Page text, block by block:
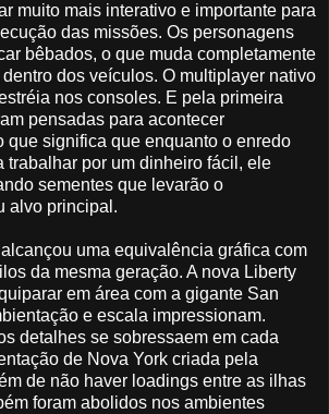
muito mais interativo e importante para
das missões. Os personagens
bêbados, o que muda completamente
dos veículos. O multiplayer nativo
nos consoles. E pela primeira
pensadas para acontecer
que significa que enquanto o enredo
trabalhar por um dinheiro fácil, ele
sementes que levarão o
alvo principal.
uma equivalência gráfica com
da mesma geração. A nova Liberty
em área com a gigante San
e escala impressionam.
detalhes se sobressaem em cada
de Nova York criada pela
de não haver loadings entre as ilhas
foram abolidos nos ambientes